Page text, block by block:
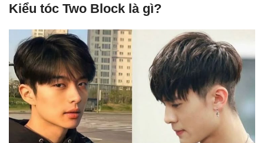
Kiểu tóc Two Block là gì?